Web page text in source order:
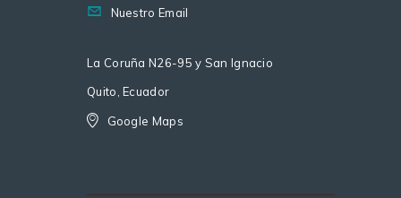
Nuestro Email
La Coruña N26-95 y San Ignacio
Quito, Ecuador
Google Maps